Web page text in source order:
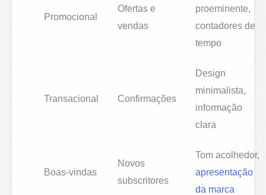
Promocional
Ofertas e
vendas
proeminente,
contadores de
tempo
Transacional Confirmações
Design
minimalista,
informação
clara
Boas-vindas
Novos
subscritores
Tom acolhedor,
apresentação
da marca